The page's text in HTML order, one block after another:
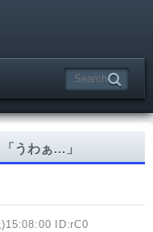
うわぁ…」
ID:rC0